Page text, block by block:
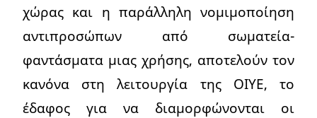
χώρας και η παράλληλη νομιμοποίηση
αντιπροσώπων από σωματεία-
φαντάσματα μιας χρήσης, αποτελούν τον
κανόνα στη λειτουργία της ΟΙΥΕ, το
έδαφος για να διαμορφώνονται οι